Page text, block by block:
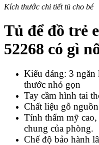
Kích thước chi tiết tủ cho bé
Tủ để đồ trẻ
52268 có gì
Kiểu dáng: 3
thước nhỏ gọn
Tay cầm hình tai
Chất liệu gỗ
Tính thẩm mỹ
chung của phòng.
Chế độ bảo hành